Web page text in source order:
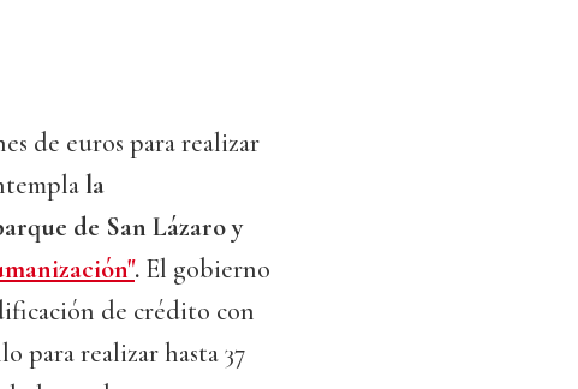
de euros para realizar
la
de San Lázaro y
. El gobierno
de crédito con
para realizar hasta 37